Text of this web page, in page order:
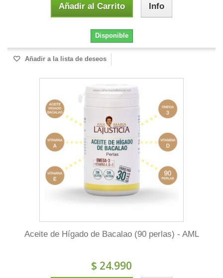
Añadir al Carrito Info
Disponible
Añadir a la lista de deseos
Aceite de Hígado de Bacalao (90 perlas) - AML
$ 24.990